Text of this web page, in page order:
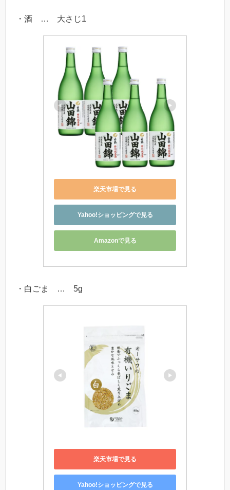
・酒 … 大さじ1
楽天市場で見る
Yahoo!ショッピングで見る
Amazonで見る
・白ごま … 5g
楽天市場で見る
Yahoo!ショッピングで見る